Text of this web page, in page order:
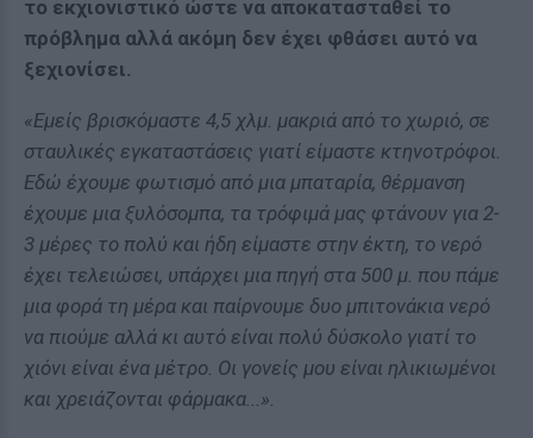
το εκχιονιστικό ώστε να αποκατασταθεί το
πρόβλημα αλλά ακόμη δεν έχει φθάσει αυτό να
ξεχιονίσει.
«Εμείς βρισκόμαστε 4,5 χλμ. μακριά από το χωριό, σε
σταυλικές εγκαταστάσεις γιατί είμαστε κτηνοτρόφοι.
Εδώ έχουμε φωτισμό από μια μπαταρία, θέρμανση
έχουμε μια ξυλόσομπα, τα τρόφιμά μας φτάνουν για 2-
3 μέρες το πολύ και ήδη είμαστε στην έκτη, το νερό
έχει τελειώσει, υπάρχει μια πηγή στα 500 μ. που πάμε
μια φορά τη μέρα και παίρνουμε δυο μπιτονάκια νερό
να πιούμε αλλά κι αυτό είναι πολύ δύσκολο γιατί το
χιόνι είναι ένα μέτρο. Οι γονείς μου είναι ηλικιωμένοι
και χρειάζονται φάρμακα...».